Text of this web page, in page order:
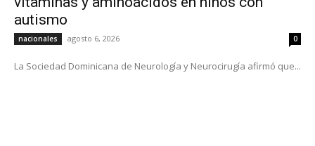
autismo
nacionales agosto 6, 2026 0
La Sociedad Dominicana de Neurología y Neurocirugía afirmó que...